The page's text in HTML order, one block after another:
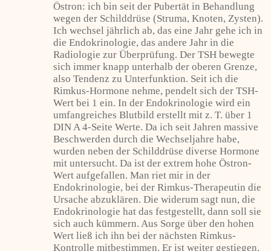
Östron: ich bin seit der Pubertät in Behandlung
wegen der Schilddrüse (Struma, Knoten, Zysten).
Ich wechsel jährlich ab, das eine Jahr gehe ich in
die Endokrinologie, das andere Jahr in die
Radiologie zur Überprüfung. Der TSH bewegte
sich immer knapp unterhalb der oberen Grenze,
also Tendenz zu Unterfunktion. Seit ich die
Rimkus-Hormone nehme, pendelt sich der TSH-
Wert bei 1 ein. In der Endokrinologie wird ein
umfangreiches Blutbild erstellt mit z. T. über 1
DIN A 4-Seite Werte. Da ich seit Jahren massive
Beschwerden durch die Wechseljahre habe,
wurden neben der Schilddrüse diverse Hormone
mit untersucht. Da ist der extrem hohe Östron-
Wert aufgefallen. Man riet mir in der
Endokrinologie, bei der Rimkus-Therapeutin die
Ursache abzuklären. Die widerum sagt nun, die
Endokrinologie hat das festgestellt, dann soll sie
sich auch kümmern. Aus Sorge über den hohen
Wert ließ ich ihn bei der nächsten Rimkus-
Kontrolle mitbestimmen. Er ist weiter gestiegen.